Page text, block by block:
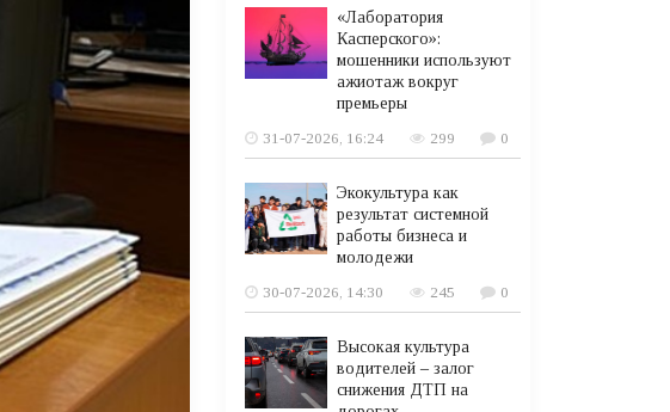
«Лаборатория
Касперского»:
мошенники используют
ажиотаж вокруг
премьеры
31-07-2026, 16:24
299 0
Экокультура как
результат системной
работы бизнеса и
молодежи
30-07-2026, 14:30
245 0
Высокая культура
водителей – залог
снижения ДТП на